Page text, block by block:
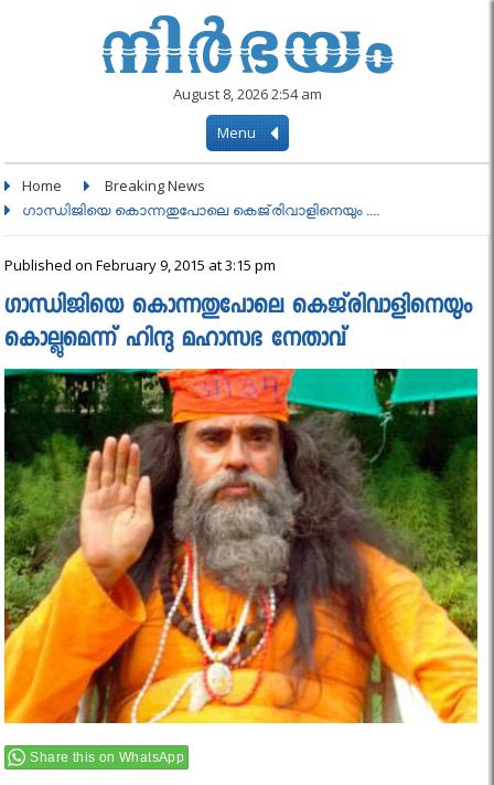
August 8, 2026 2:54 am
Menu
Home Breaking News
ഗാന്ധിജിയെ കൊന്നതുപോലെ കെജ്‌രിവാളിനെയും ....
Published on February 9, 2015 at 3:15 pm
ഗാന്ധിജിയെ കൊന്നതുപോലെ കെജ്‌രിവാളിനെയും
കൊല്ലുമെന്ന് ഹിന്ദു മഹാസഭ നേതാവ്
Share this on WhatsApp